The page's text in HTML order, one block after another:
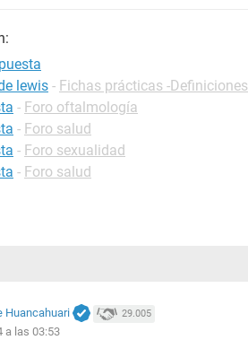
lewis - Fichas prácticas -Definiciones
- Foro oftalmología
- Foro salud
- Foro sexualidad
- Foro salud
Huancahuari 29.005
a las 03:53